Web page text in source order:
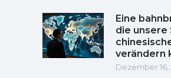
Eine
die unsere
verändern
Dezember 16,